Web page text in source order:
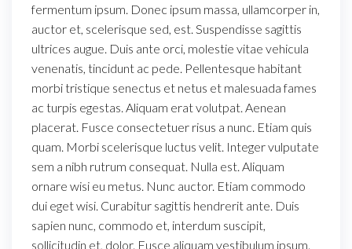
fermentum ipsum. Donec ipsum massa, ullamcorper in,
auctor et, scelerisque sed, est. Suspendisse sagittis
ultrices augue. Duis ante orci, molestie vitae vehicula
venenatis, tincidunt ac pede. Pellentesque habitant
morbi tristique senectus et netus et malesuada fames
ac turpis egestas. Aliquam erat volutpat. Aenean
placerat. Fusce consectetuer risus a nunc. Etiam quis
quam. Morbi scelerisque luctus velit. Integer vulputate
sem a nibh rutrum consequat. Nulla est. Aliquam
ornare wisi eu metus. Nunc auctor. Etiam commodo
dui eget wisi. Curabitur sagittis hendrerit ante. Duis
sapien nunc, commodo et, interdum suscipit,
sollicitudin et, dolor. Fusce aliquam vestibulum ipsum.